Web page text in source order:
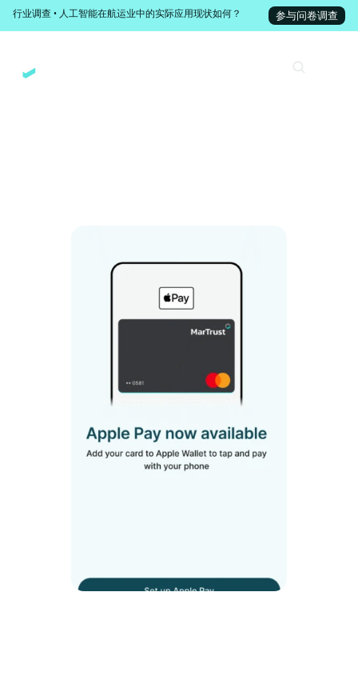
行业调查 • 人工智能在航运业中的实际应用现状如何？ 参与问卷调查
Apple Pay 为您提供一种便捷、安全且私密的支付方式——无